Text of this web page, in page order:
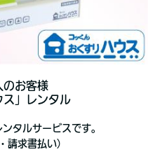
のお客様
ス」レンタル
タルサービスです。
請求書払い）